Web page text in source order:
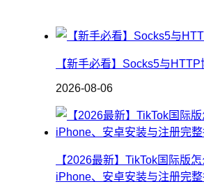
【新手必看】Socks5与HTTP
2026-08-06
【2026最新】TikTok国际版怎
iPhone、安卓安装与注册完